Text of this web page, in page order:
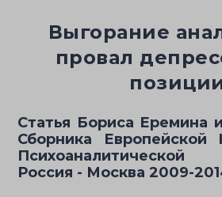
Выгорание
провал
Статья Бориса Еремина
Сборника Европейской
Психоаналитической
Россия - Москва 2009-